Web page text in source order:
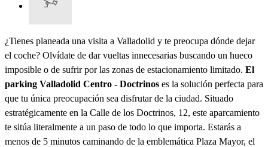
¿Tienes planeada una visita a Valladolid y te preocupa dónde dejar
el coche? Olvídate de dar vueltas innecesarias buscando un hueco
imposible o de sufrir por las zonas de estacionamiento limitado. El
parking Valladolid Centro - Doctrinos es la solución perfecta para
que tu única preocupación sea disfrutar de la ciudad. Situado
estratégicamente en la Calle de los Doctrinos, 12, este aparcamiento
te sitúa literalmente a un paso de todo lo que importa. Estarás a
menos de 5 minutos caminando de la emblemática Plaza Mayor, el